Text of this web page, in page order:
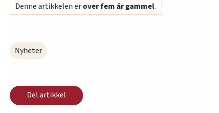
Denne artikkelen erover fem år gammel.
Nyheter
Del artikkel